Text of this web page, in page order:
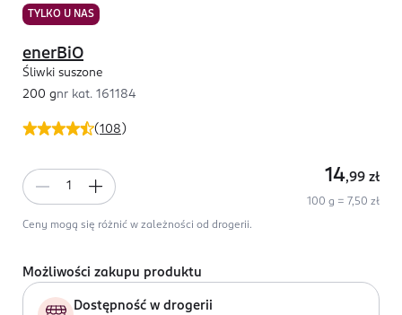
TYLKO U NAS
(108 )
enerBiO
Śliwki suszone
200 gnr kat. 161184
14,99 zł
100 g = 7,50 zł
Ceny mogą się różnić w zależności od drogerii.
Możliwości zakupu produktu
Dostępność w drogerii